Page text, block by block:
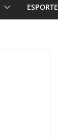
ESPORTE